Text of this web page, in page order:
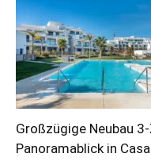
Großzügige Neubau
Panoramablick in